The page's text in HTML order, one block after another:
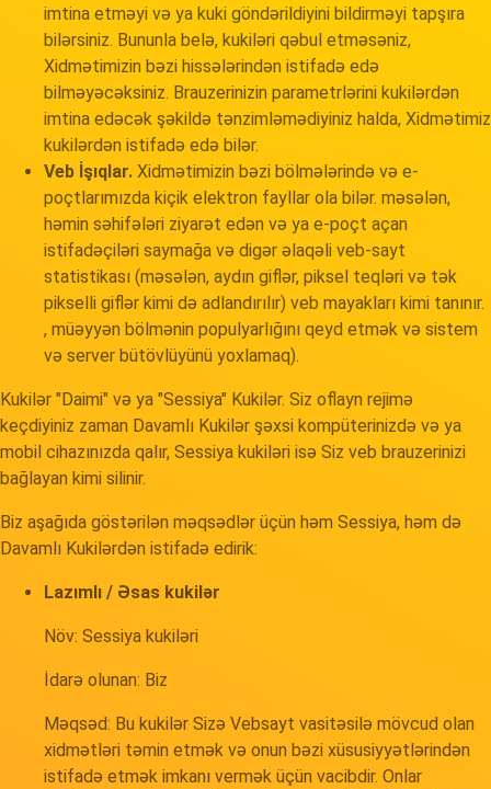
imtina etməyi və ya kuki göndərildiyini bildirməyi tapşıra
bilərsiniz. Bununla belə, kukiləri qəbul etməsəniz,
Xidmətimizin bəzi hissələrindən istifadə edə
bilməyəcəksiniz. Brauzerinizin parametrlərini kukilərdən
imtina edəcək şəkildə tənzimləmədiyiniz halda, Xidmətimiz
kukilərdən istifadə edə bilər.
Veb İşıqlar. Xidmətimizin bəzi bölmələrində və e-
poçtlarımızda kiçik elektron fayllar ola bilər. məsələn,
həmin səhifələri ziyarət edən və ya e-poçt açan
istifadəçiləri saymağa və digər əlaqəli veb-sayt
statistikası (məsələn, aydın giflər, piksel teqləri və tək
pikselli giflər kimi də adlandırılır) veb mayakları kimi tanınır.
, müəyyən bölmənin populyarlığını qeyd etmək və sistem
və server bütövlüyünü yoxlamaq).
Kukilər "Daimi" və ya "Sessiya" Kukilər. Siz oflayn rejimə
keçdiyiniz zaman Davamlı Kukilər şəxsi kompüterinizdə və ya
mobil cihazınızda qalır, Sessiya kukiləri isə Siz veb brauzerinizi
bağlayan kimi silinir.
Biz aşağıda göstərilən məqsədlər üçün həm Sessiya, həm də
Davamlı Kukilərdən istifadə edirik:
Lazımlı / Əsas kukilər
Növ: Sessiya kukiləri
İdarə olunan: Biz
Məqsəd: Bu kukilər Sizə Vebsayt vasitəsilə mövcud olan
xidmətləri təmin etmək və onun bəzi xüsusiyyətlərindən
istifadə etmək imkanı vermək üçün vacibdir. Onlar